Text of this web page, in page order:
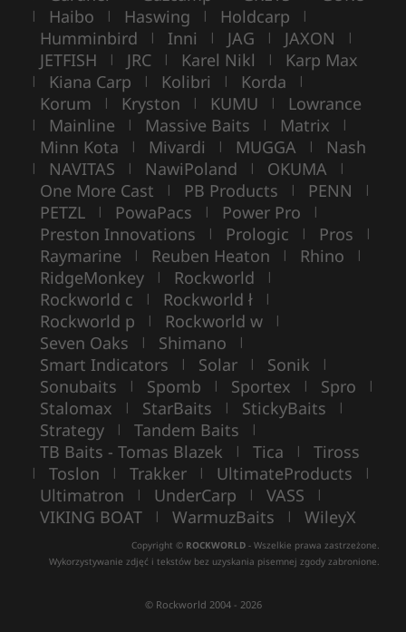
| Haibo | Haswing | Holdcarp |
Humminbird | Inni | JAG | JAXON |
JETFISH | JRC | Karel Nikl | Karp Max
| Kiana Carp | Kolibri | Korda |
Korum | Kryston | KUMU | Lowrance
| Mainline | Massive Baits | Matrix |
Minn Kota | Mivardi | MUGGA | Nash
| NAVITAS | NawiPoland | OKUMA |
One More Cast | PB Products | PENN |
PETZL | PowaPacs | Power Pro |
Preston Innovations | Prologic | Pros |
Raymarine | Reuben Heaton | Rhino |
RidgeMonkey | Rockworld |
Rockworld c | Rockworld ł |
Rockworld p | Rockworld w |
Seven Oaks | Shimano |
Smart Indicators | Solar | Sonik |
Sonubaits | Spomb | Sportex | Spro |
Stalomax | StarBaits | StickyBaits |
Strategy | Tandem Baits |
TB Baits - Tomas Blazek | Tica | Tiross
| Toslon | Trakker | UltimateProducts |
Ultimatron | UnderCarp | VASS |
VIKING BOAT | WarmuzBaits | WileyX
Copyright © ROCKWORLD - Wszelkie prawa zastrzeżone.
Wykorzystywanie zdjęć i tekstów bez uzyskania pisemnej zgody zabronione.
© Rockworld 2004 - 2026